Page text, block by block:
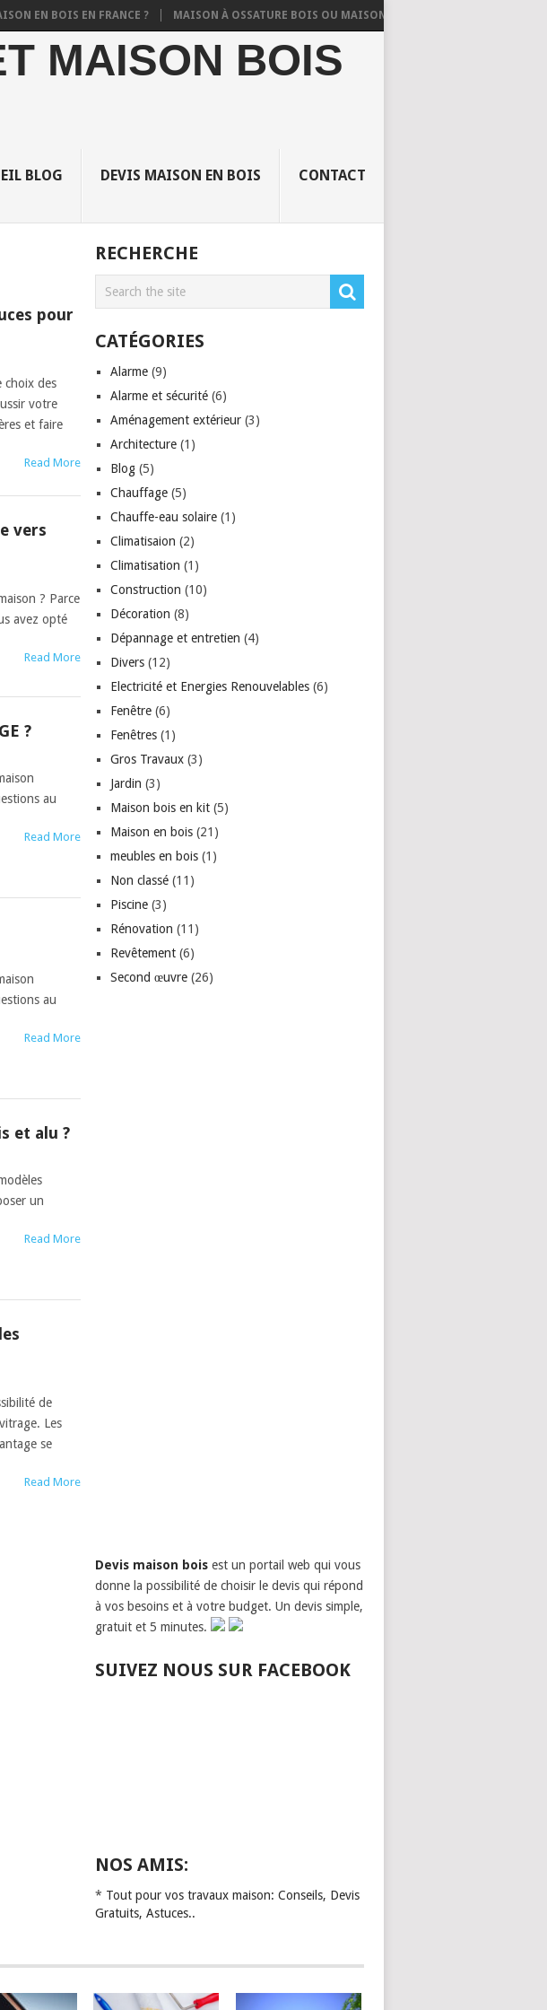
BOIS EN FRANCE ? MAISON À OSSATURE BOIS OU MAISON EN DUR TRADITIONNELLE ?
MAISON BOIS
BLOG DEVIS MAISON EN BOIS CONTACT
pour
choix des
votre
et faire
Read More
vers
? Parce
avez opté
Read More
?
au
Read More
au
Read More
et alu ?
un
Read More
de
Les
se
Read More
RECHERCHE
CATÉGORIES
Alarme (9)
Alarme et sécurité (6)
Aménagement extérieur (3)
Architecture (1)
Blog (5)
Chauffage (5)
Chauffe-eau solaire (1)
Climatisaion (2)
Climatisation (1)
Construction (10)
Décoration (8)
Dépannage et entretien (4)
Divers (12)
Electricité et Energies Renouvelables (6)
Fenêtre (6)
Fenêtres (1)
Gros Travaux (3)
Jardin (3)
Maison bois en kit (5)
Maison en bois (21)
meubles en bois (1)
Non classé (11)
Piscine (3)
Rénovation (11)
Revêtement (6)
Second œuvre (26)
Devis maison boisest un portail web qui vous
donne la possibilité de choisir le devis qui répond
à vos besoins et à votre budget. Un devis simple,
gratuit et 5 minutes.
SUIVEZ NOUS SUR FACEBOOK
NOS AMIS:
* Tout pour vos travaux maison: Conseils, Devis
Gratuits, Astuces..